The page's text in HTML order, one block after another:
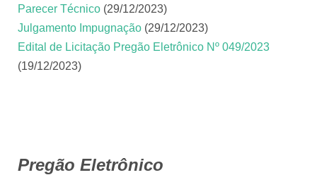
Parecer Técnico (29/12/2023)
Julgamento Impugnação (29/12/2023)
Edital de Licitação Pregão Eletrônico Nº 049/2023
(19/12/2023)
Pregão Eletrônico